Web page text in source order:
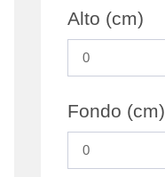
Alto (cm)
Fondo (cm)